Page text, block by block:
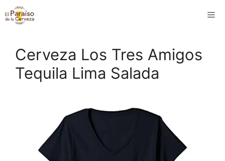
Saltar
al
Cerveza Los Tres Amigos
Tequila Lima Salada